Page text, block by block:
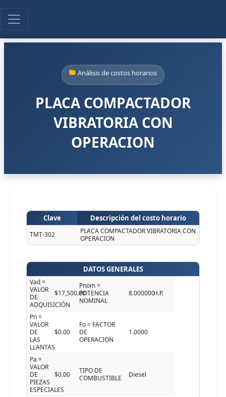
Análisis de costos horarios
PLACA COMPACTADOR
VIBRATORIA CON
OPERACION
Clave Descripción del costo horario
TMT-302
PLACA COMPACTADOR VIBRATORIA CON
OPERACION
DATOS GENERALES
Vad =
VALOR
DE
ADQUISICIÓN
$17,500.00
Pnom =
POTENCIA
NOMINAL
8.000000H.P.
Pn =
VALOR
DE
LAS
LLANTAS
$0.00
Fo = FACTOR
DE
OPERACION
1.0000
Pa =
VALOR
DE
PIEZAS
ESPECIALES
$0.00
TIPO DE
COMBUSTIBLE
Diesel